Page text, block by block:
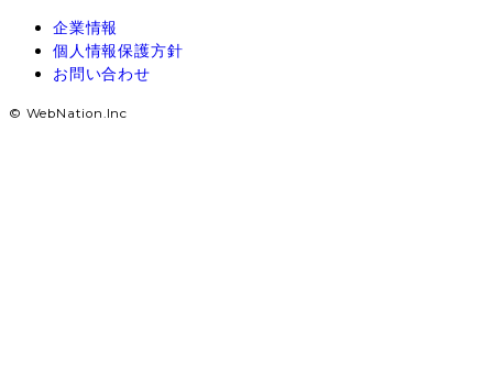
企業情報
個人情報保護方針
お問い合わせ
© WebNation.Inc